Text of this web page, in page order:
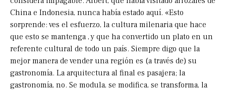
China e Indonesia, nunca había estado aquí. «Esto
sorprende: ves el esfuerzo, la cultura milenaria que hace
que esto se mantenga , y que ha convertido un plato en un
referente cultural de todo un país. Siempre digo que la
mejor manera de vender una región es (a través de) su
gastronomía. La arquitectura al final es pasajera; la
gastronomía, no. Se modula, se modifica, se transforma, la